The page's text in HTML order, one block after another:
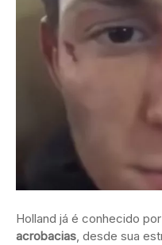
Holland já é conhecido
acrobacias, desde sua